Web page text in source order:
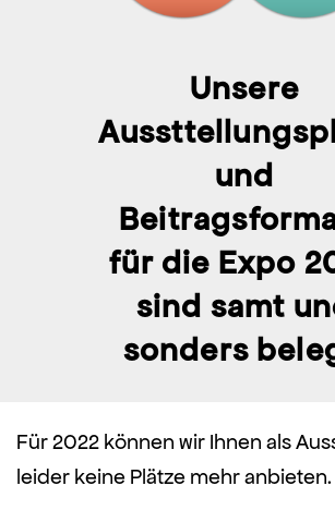
Unsere
und
für die Expo
sind samt
sonders
Für 2022 können wir Ihnen als
leider keine Plätze mehr anbieten.